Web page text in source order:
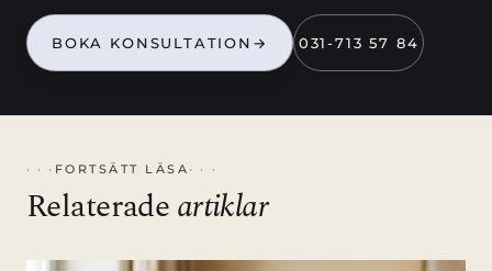
BOKA KONSULTATION → 031-713 57 84
FORTSÄTT LÄSA
Relateradeartiklar